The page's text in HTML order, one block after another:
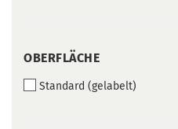
OBERFLÄCHE
OBERFLÄCHE
Standard (gelabelt)